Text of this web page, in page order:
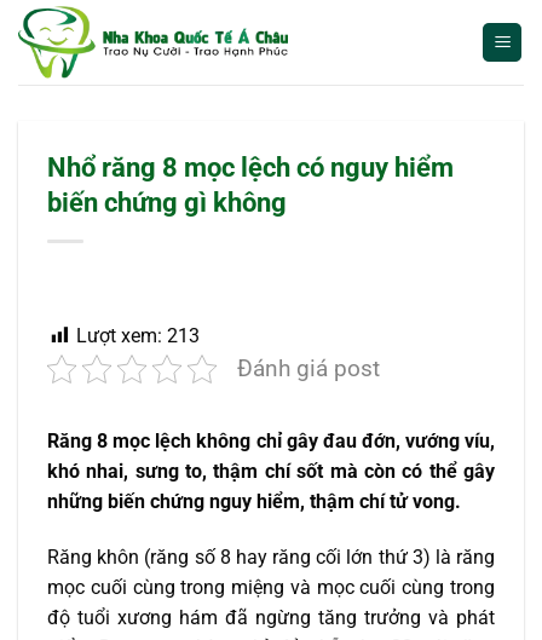
qua
Nhổ răng 8 mọc lệch có nguy hiểm
biến chứng gì không
Lượt xem: 213
Đánh giá post
Răng 8 mọc lệch không chỉ gây đau đớn, vướng víu,
khó nhai, sưng to, thậm chí sốt mà còn có thể gây
những biến chứng nguy hiểm, thậm chí tử vong.
Răng khôn (răng số 8 hay răng cối lớn thứ 3) là răng
mọc cuối cùng trong miệng và mọc cuối cùng trong
độ tuổi xương hám đã ngừng tăng trưởng và phát